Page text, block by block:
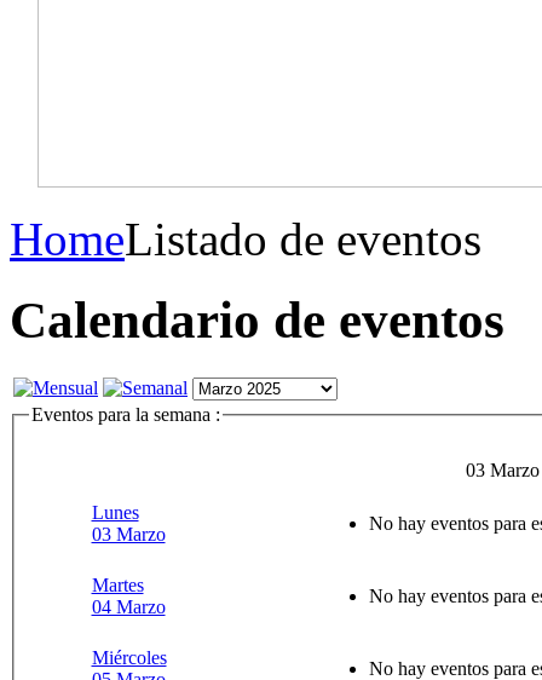
HomeListado de eventos
Calendario de eventos
Eventos para la semana :
03
Lunes
03 Marzo
No hay eventos para
Martes
04 Marzo
No hay eventos para
Miércoles
No hay eventos para